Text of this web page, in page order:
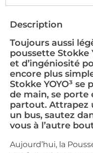
Description
Toujours aussi
poussette Stokke
et d’ingéniosité
encore plus
Stokke YOYO³
de main, se porte
partout. Attrapez
un bus, sautez
vous à l’autre
Aujourd’hui, la